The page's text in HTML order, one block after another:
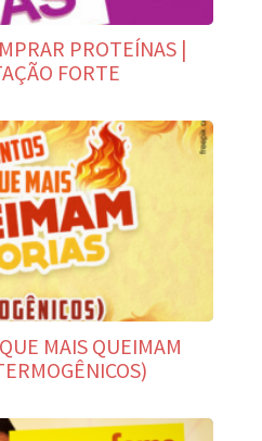
PROTEÍNAS |
FORTE
MAIS QUEIMAM